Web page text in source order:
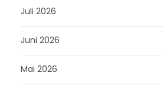
Juli 2026
Juni 2026
Mai 2026